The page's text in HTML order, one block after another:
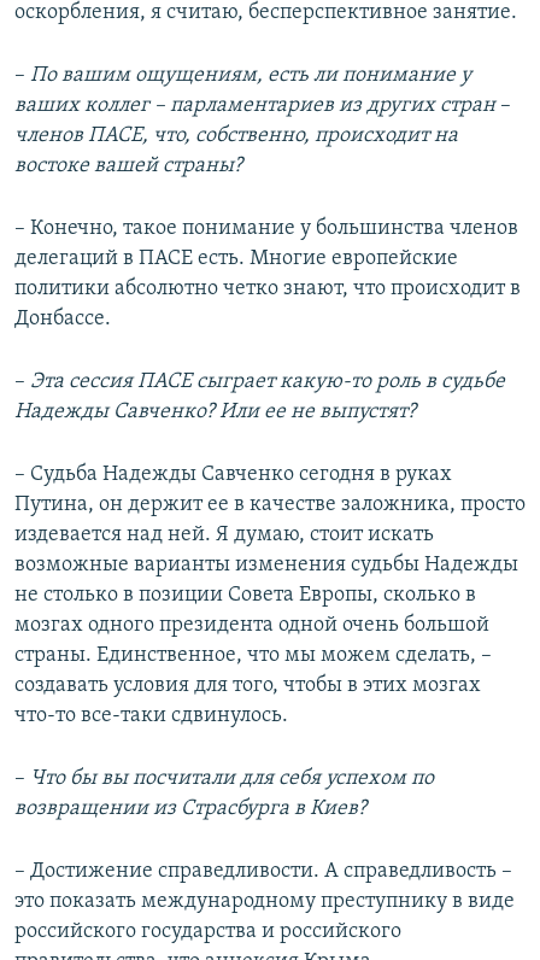
оскорбления, я считаю, бесперспективное занятие.
–​ По вашим ощущениям, есть ли понимание у
ваших коллег – парламентариев из других стран –​
членов ПАСЕ, что, собственно, происходит на
востоке вашей страны?
– Конечно, такое понимание у большинства членов
делегаций в ПАСЕ есть. Многие европейские
политики абсолютно четко знают, что происходит в
Донбассе.
–​ Эта сессия ПАСЕ сыграет какую-то роль в судьбе
Надежды Савченко? Или ее не выпустят?
– Судьба Надежды Савченко сегодня в руках
Путина, он держит ее в качестве заложника, просто
издевается над ней. Я думаю, стоит искать
возможные варианты изменения судьбы Надежды
не столько в позиции Совета Европы, сколько в
мозгах одного президента одной очень большой
страны. Единственное, что мы можем сделать, –
создавать условия для того, чтобы в этих мозгах
что-то все-таки сдвинулось.
–​ Что бы вы посчитали для себя успехом по
возвращении из Страсбурга в Киев?
– Достижение справедливости. А справедливость –
это показать международному преступнику в виде
российского государства и российского